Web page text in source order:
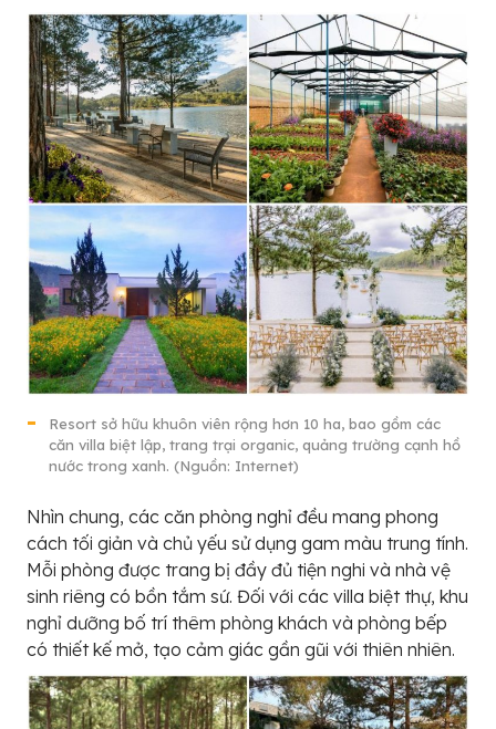
Resort sở hữu khuôn viên rộng hơn 10 ha, bao gồm các
căn villa biệt lập, trang trại organic, quảng trường cạnh hồ
nước trong xanh. (Nguồn: Internet)
Nhìn chung, các căn phòng nghỉ đều mang phong
cách tối giản và chủ yếu sử dụng gam màu trung tính.
Mỗi phòng được trang bị đầy đủ tiện nghi và nhà vệ
sinh riêng có bồn tắm sứ. Đối với các villa biệt thự, khu
nghỉ dưỡng bố trí thêm phòng khách và phòng bếp
có thiết kế mở, tạo cảm giác gần gũi với thiên nhiên.